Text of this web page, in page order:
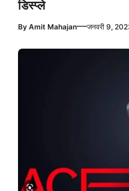
डिस्प्ले
By Amit Mahajan—जनवरी 9,